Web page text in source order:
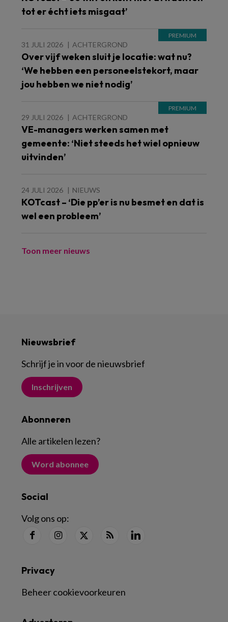
tot er écht iets misgaat’
31 JULI 2026 ACHTERGROND
Over vijf weken sluit je locatie: wat nu?
‘We hebben een personeelstekort, maar
jou hebben we niet nodig’
29 JULI 2026 ACHTERGROND
VE-managers werken samen met
gemeente: ‘Niet steeds het wiel opnieuw
uitvinden’
24 JULI 2026 NIEUWS
KOTcast – ‘Die pp’er is nu besmet en dat is
wel een probleem’
Toon meer nieuws
Nieuwsbrief
Schrijf je in voor de nieuwsbrief
Inschrijven
Abonneren
Alle artikelen lezen?
Word abonnee
Social
Volg ons op:
Privacy
Beheer cookievoorkeuren